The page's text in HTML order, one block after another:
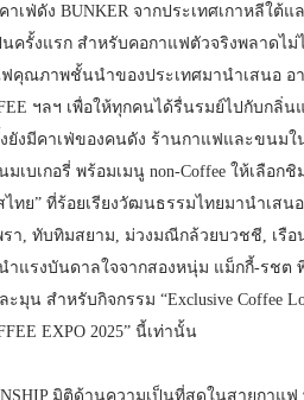
เฟ่ดัง BUNKER จากประเทศเกาหลีใต้แ
นครั้งแรก สำหรับคอกาแฟตัวจริงพลาด
ณภาพชั้นนำของประเทศมานำเสนอ อาทิ
ฯลฯ เพื่อให้ทุกคนได้รื่นรมย์ไปกับ
ยังมีคาเฟ่ของคนดัง ร้านกาแฟและขน
เบเกอรี่ พร้อมเมนู non-Coffee ให้เลือก
ทย” ที่ร้อยเรียงวัฒนธรรมไทยมานำเส
รา, ทับทิมสยาม, ม่วงมณีกล้วยบวชชี, เรื
นำแรงบันดาลใจจากสองหนุ่ม แม็กกี้-ร
มุน สำหรับกิจกรรม “Exclusive Coffee
EXPO 2025” นี้เท่านั้น
มิติด้านความเป็นที่สุดในสายกาแฟ